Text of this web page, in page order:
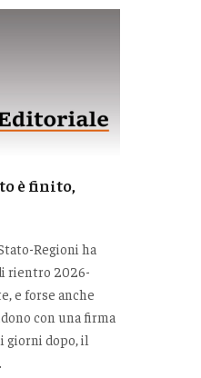
è finito,
Regioni ha
rientro 2026-
e forse anche
con una firma
giorni dopo, il